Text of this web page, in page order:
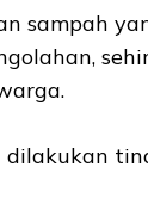
sampah